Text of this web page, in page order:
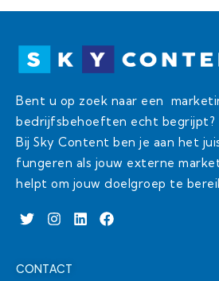
Bent u op zoek naar een
bedrijfsbehoeften echt begrijpt?
Bij Sky Content ben je aan het
fungeren als jouw externe
helpt om jouw doelgroep te
T
w
t
I
n
a
L
i
F
a
CONTACT